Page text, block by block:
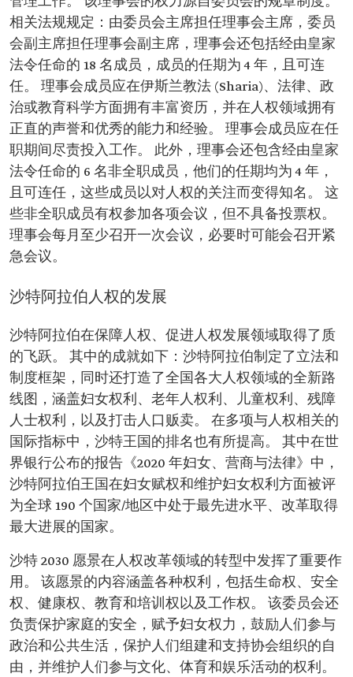
相关法规规定：由委员会主席担任理事会主席，委员
会副主席担任理事会副主席，理事会还包括经由皇家
法令任命的 18 名成员，成员的任期为 4 年，且可连
任。 理事会成员应在伊斯兰教法 (Sharia)、法律、政
治或教育科学方面拥有丰富资历，并在人权领域拥有
正直的声誉和优秀的能力和经验。 理事会成员应在任
职期间尽责投入工作。 此外，理事会还包含经由皇家
法令任命的 6 名非全职成员，他们的任期均为 4 年，
且可连任，这些成员以对人权的关注而变得知名。 这
些非全职成员有权参加各项会议，但不具备投票权。
理事会每月至少召开一次会议，必要时可能会召开紧
急会议。
沙特阿拉伯人权的发展
沙特阿拉伯在保障人权、促进人权发展领域取得了质
的飞跃。 其中的成就如下：沙特阿拉伯制定了立法和
制度框架，同时还打造了全国各大人权领域的全新路
线图，涵盖妇女权利、老年人权利、儿童权利、残障
人士权利，以及打击人口贩卖。 在多项与人权相关的
国际指标中，沙特王国的排名也有所提高。 其中在世
界银行公布的报告《2020 年妇女、营商与法律》中，
沙特阿拉伯王国在妇女赋权和维护妇女权利方面被评
为全球 190 个国家/地区中处于最先进水平、改革取得
最大进展的国家。
沙特 2030 愿景在人权改革领域的转型中发挥了重要作
用。 该愿景的内容涵盖各种权利，包括生命权、安全
权、健康权、教育和培训权以及工作权。 该委员会还
负责保护家庭的安全，赋予妇女权力，鼓励人们参与
政治和公共生活，保护人们组建和支持协会组织的自
由，并维护人们参与文化、体育和娱乐活动的权利。